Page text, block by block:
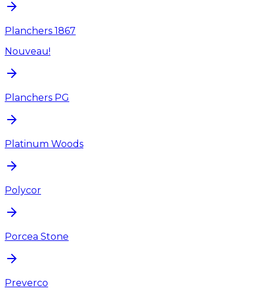
Planchers 1867
Nouveau!
Planchers PG
Platinum Woods
Polycor
Porcea Stone
Preverco